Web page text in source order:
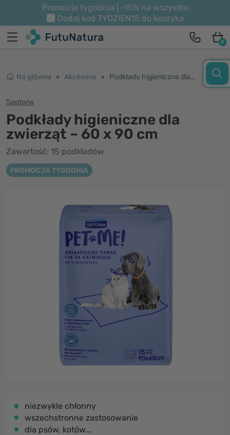
Promocja tygodnia | -15% na wszystko
Dodaj kod TYDZIEN15 do koszyka
0
Na główną Akcesoria Podkłady higieniczne dla zwierząt – 60 x 90 cm
Septona
Podkłady higieniczne dla
zwierząt – 60 x 90 cm
Zawartość: 15 podkładów
PROMOCJA TYGODNIA
niezwykle chłonny
wszechstronne zastosowanie
dla psów, kotów...